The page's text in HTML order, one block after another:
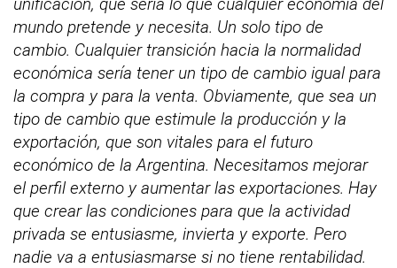
mundo pretende y necesita. Un solo tipo de
cambio. Cualquier transición hacia la normalidad
económica sería tener un tipo de cambio igual para
la compra y para la venta. Obviamente, que sea un
tipo de cambio que estimule la producción y la
exportación, que son vitales para el futuro
económico de la Argentina. Necesitamos mejorar
el perfil externo y aumentar las exportaciones. Hay
que crear las condiciones para que la actividad
privada se entusiasme, invierta y exporte. Pero
nadie va a entusiasmarse si no tiene rentabilidad.